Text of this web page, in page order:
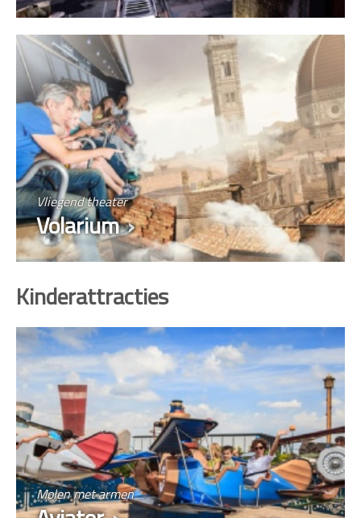
Vliegend theater
Volarium
Kinderattracties
Molen met armen